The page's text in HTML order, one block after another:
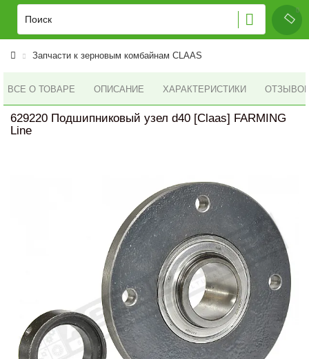
Запчасти к зерновым комбайнам CLAAS
ВСЕ О ТОВАРЕ ОПИСАНИЕ ХАРАКТЕРИСТИКИ ОТЗЫВОВ
629220 Подшипниковый узел d40 [Claas] FARMING
Line